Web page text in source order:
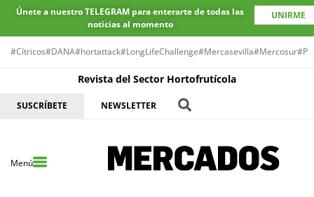
Únete a nuestro TELEGRAM para enterarte de todas las
noticias al momento
UNIRME
#Cítricos#DANA#hortattack#LongLifeChallenge#Mercasevilla#Mercosur
Revista del Sector Hortofrutícola
SUSCRÍBETE NEWSLETTER
Menú